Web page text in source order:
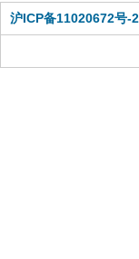
沪ICP备11020672号-2